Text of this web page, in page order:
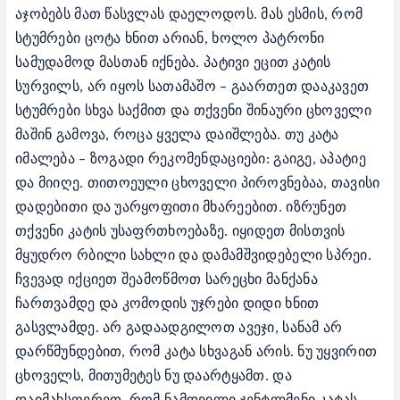
აჯობებს მათ წასვლას დაელოდოს. მას ესმის, რომ
სტუმრები ცოტა ხნით არიან, ხოლო პატრონი
სამუდამოდ მასთან იქნება. პატივი ეცით კატის
სურვილს, არ იყოს სათამაშო – გაართეთ დააკავეთ
სტუმრები სხვა საქმით და თქვენი შინაური ცხოველი
მაშინ გამოვა, როცა ყველა დაიშლება. თუ კატა
იმალება – ზოგადი რეკომენდაციები: გაიგე, აპატიე
და მიიღე. თითოეული ცხოველი პიროვნებაა, თავისი
დადებითი და უარყოფითი მხარეებით. იზრუნეთ
თქვენი კატის უსაფრთხოებაზე. იყიდეთ მისთვის
მყუდრო რბილი სახლი და დამამშვიდებელი სპრეი.
ჩვევად იქციეთ შეამოწმოთ სარეცხი მანქანა
ჩართვამდე და კომოდის უჯრები დიდი ხნით
გასვლამდე. არ გადაადგილოთ ავეჯი, სანამ არ
დარწმუნდებით, რომ კატა სხვაგან არის. ნუ უყვირით
ცხოველს, მითუმეტეს ნუ დაარტყამთ. და